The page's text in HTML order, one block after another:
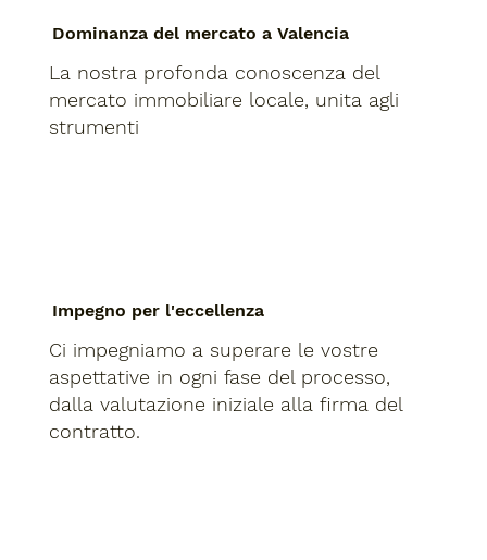
Dominanza del mercato a Valencia
La nostra profonda conoscenza del
mercato immobiliare locale, unita agli
strumenti
Impegno per l'eccellenza
Ci impegniamo a superare le vostre
aspettative in ogni fase del processo,
dalla valutazione iniziale alla firma del
contratto.